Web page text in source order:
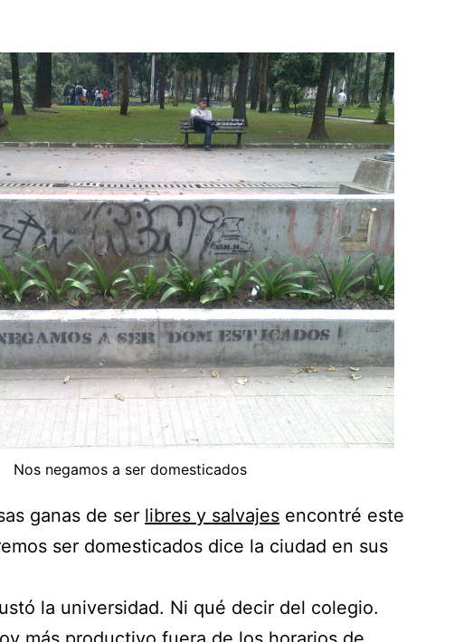
Nos negamos a ser domesticados
ganas de ser libres y salvajes encontré este
ser domesticados dice la ciudad en sus
la universidad. Ni qué decir del colegio.